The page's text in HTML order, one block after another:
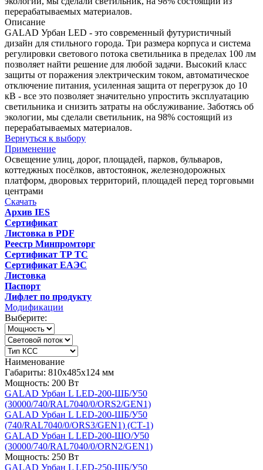
перерабатываемых материалов.
Описание
GALAD Урбан LED - это современный футуристичный
дизайн для стильного города. Три размера корпуса и система
регулировки светового потока светильника в пределах 100 лм
позволяет найти решение для любой задачи. Высокий класс
защиты от поражения электрическим током, автоматическое
отключение питания, усиленная защита от перегрузок до 10
кВ - все это позволяет значительно упростить эксплуатацию
светильника и снизить затраты на обслуживание. Заботясь об
экологии, мы сделали светильник, на 98% состоящий из
перерабатываемых материалов.
Вернуться к выбору
Применение
Освещение улиц, дорог, площадей, парков, бульваров,
коттеджных посёлков, автостоянок, железнодорожных
платформ, дворовых территорий, площадей перед торговыми
центрами
Скачать
Архив IES
Сертификат
Листовка в PDF
Реестр Минпромторг
Сертификат ТР ТС
Сертификат ЕАЭС
Листовка
Паспорт
Лифлет по продукту
Модификации
Выберите:
Наименование
Габариты: 810x485x124 мм
Мощность: 200 Вт
GALAD Урбан L LED-200-ШБ/У50
(30000/740/RAL7040/0/ORS2/GEN1)
GALAD Урбан L LED-200-ШБ/У50
(740/RAL7040/0/ORS3/GEN1) (СТ-1)
GALAD Урбан L LED-200-ШО/У50
(30000/740/RAL7040/0/ORN2/GEN1)
Мощность: 250 Вт
GALAD Урбан L LED-250-ШБ/У50